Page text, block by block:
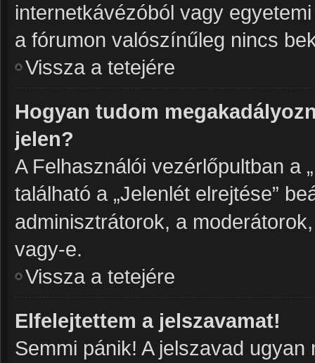
internetkávézóból vagy
a fórumon valószínűleg nincs
Vissza a tetejére
Hogyan tudom
jelen?
A Felhasználói vezérlőpultban a
található a „Jelenlét elrejtése”
adminisztrátorok, a
vagy-e.
Vissza a tetejére
Elfelejtettem a jelszavamat!
Semmi pánik! A jelszavad